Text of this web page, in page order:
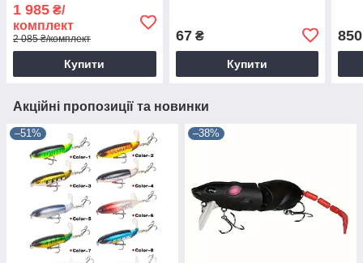
1 985 ₴/
комплект
2 085 ₴/комплект
Купити
67₴
Купити
850
Акційні пропозиції та новинки
–51% –38%